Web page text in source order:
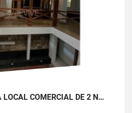
LOCAL COMERCIAL DE 2 N…